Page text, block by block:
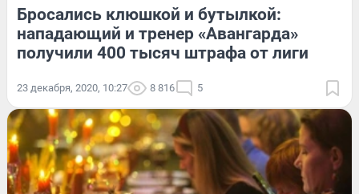
Бросались клюшкой и бутылкой:
нападающий и тренер «Авангарда»
получили 400 тысяч штрафа от лиги
23 декабря, 2020, 10:27 8 816 5